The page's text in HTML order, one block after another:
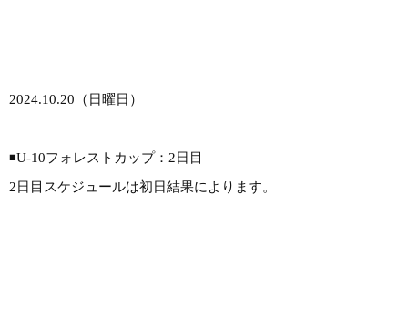
2024.10.20（日曜日）
◾️U-10フォレストカップ：2日目
2日目スケジュールは初日結果によります。